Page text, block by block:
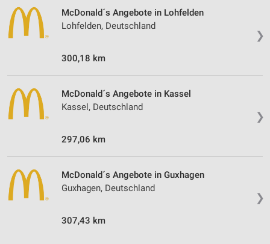
❯
McDonald´s Angebote in Lohfelden
Lohfelden, Deutschland
300,18 km
❯
McDonald´s Angebote in Kassel
Kassel, Deutschland
297,06 km
❯
McDonald´s Angebote in Guxhagen
Guxhagen, Deutschland
307,43 km